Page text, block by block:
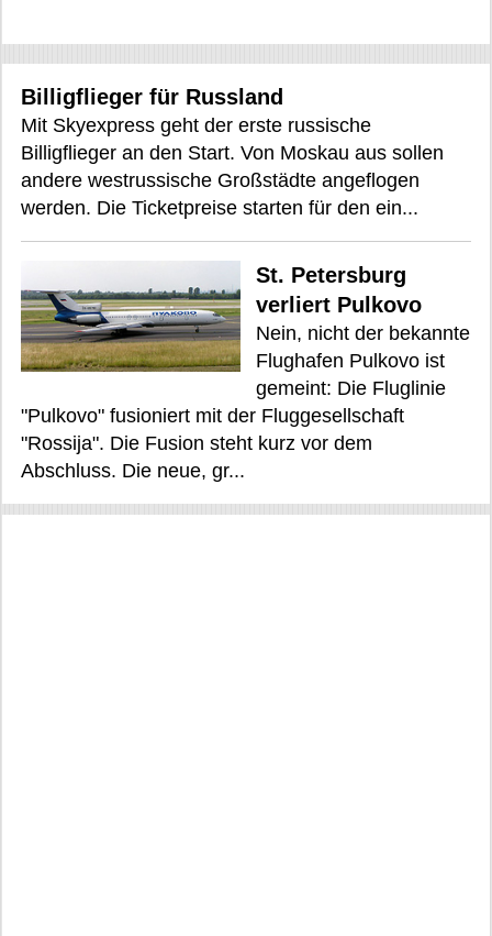
Billigflieger für Russland
Mit Skyexpress geht der erste russische
Billigflieger an den Start. Von Moskau aus sollen
andere westrussische Großstädte angeflogen
werden. Die Ticketpreise starten für den ein...
St. Petersburg
verliert Pulkovo
Nein, nicht der bekannte
Flughafen Pulkovo ist
gemeint: Die Fluglinie
"Pulkovo" fusioniert mit der Fluggesellschaft
"Rossija". Die Fusion steht kurz vor dem
Abschluss. Die neue, gr...